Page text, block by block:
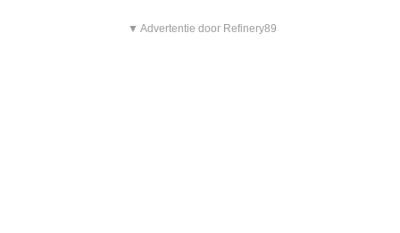
▼ Advertentie door Refinery89